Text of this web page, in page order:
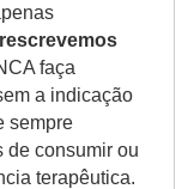
faça
a indicação
sempre
de consumir ou
terapêutica.